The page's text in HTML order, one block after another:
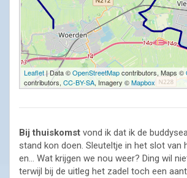
Leaflet| Data ©OpenStreetMapcontributors, Maps ©
contributors, CC-BY-SA, Imagery ©Mapbox
Bij thuiskomst vond ik dat ik de
stand kon doen. Sleuteltje in het slot van
en… Wat krijgen we nou weer? Ding wil
terwijl bij de uitleg het zadel toch een